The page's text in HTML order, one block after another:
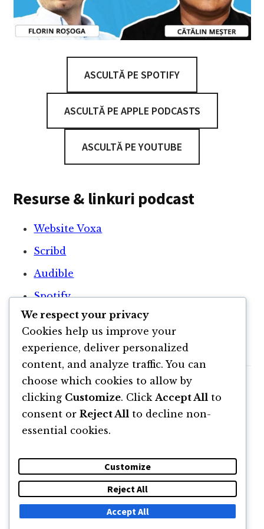
ASCULTĂ PE SPOTIFY
ASCULTĂ PE APPLE PODCASTS
ASCULTĂ PE YOUTUBE
Resurse & linkuri podcast
Website Voxa
Scribd
Audible
Spotify
Netflix
Dan Vidrașcu
DESPRE NEWSLETTER CĂUTARE CONTACT
We respect your privacy
Cookies help us improve your
experience, deliver personalized
content, and analyze traffic. You can
choose which cookies to allow by
clicking Customize. Click Accept All to
consent or Reject All to decline non-
essential cookies.
Customize
Reject All
Accept All